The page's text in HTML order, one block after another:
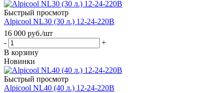
Быстрый просмотр
Alpicool NL30 (30 л.) 12-24-220В
16 000 руб./шт
-
+
В корзину
Новинки
Быстрый просмотр
Alpicool NL40 (40 л.) 12-24-220В